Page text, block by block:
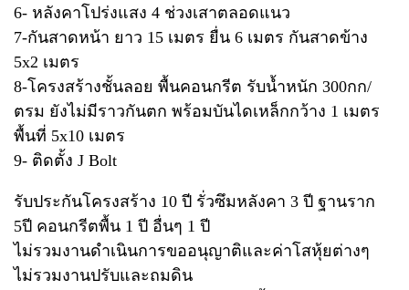
6- หลังคาโปร่งแสง 4 ช่วงเสาตลอดแนว
7-กันสาดหน้า ยาว 15 เมตร ยื่น 6 เมตร กันสาดข้าง
5x2 เมตร
8-โครงสร้างชั้นลอย พื้นคอนกรีต รับน้ำหนัก 300กก/
ตรม ยังไม่มีราวกันตก พร้อมบันไดเหล็กกว้าง 1 เมตร
พื้นที่ 5x10 เมตร
9- ติดตั้ง J Bolt
รับประกันโครงสร้าง 10 ปี รั่วซึมหลังคา 3 ปี ฐานราก
5ปี คอนกรีตพื้น 1 ปี อื่นๆ 1 ปี
ไม่รวมงานดำเนินการขออนุญาติและค่าโสหุ้ยต่างๆ
ไม่รวมงานปรับและถมดิน